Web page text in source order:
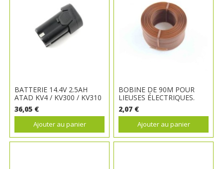
BATTERIE 14.4V 2.5AH
ATAD KV4 / KV300 / KV310
36,05 €
Ajouter au panier
BOBINE DE 90M POUR
LIEUSES ÉLECTRIQUES.
2,07 €
Ajouter au panier